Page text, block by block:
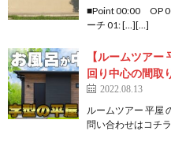
■Point 00:00 OP
ーチ 01: […][…]
【ルームツア
回り中心の間取
2022.08.13
ルームツアー 平屋
問い合わせはコチ